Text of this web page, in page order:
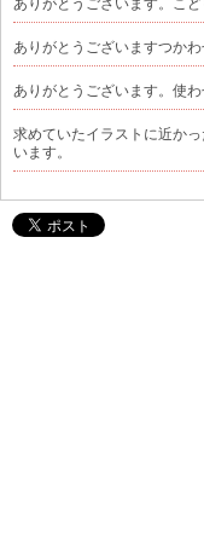
ありがとうございます。こ
ありがとうございますつか
ありがとうございます。使わ
求めていたイラストに近か
います。